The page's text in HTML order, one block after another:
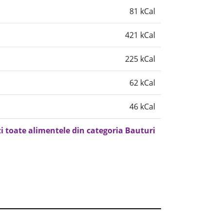
81 kCal
421 kCal
225 kCal
62 kCal
46 kCal
toate alimentele din categoria Bauturi